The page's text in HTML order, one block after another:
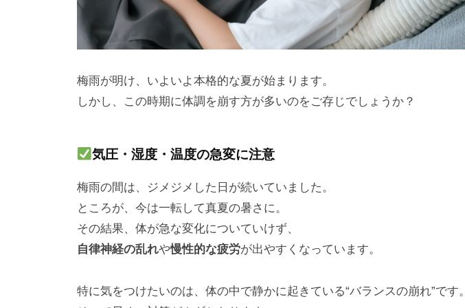
梅雨が明け、いよいよ本格的な夏が始まります。
しかし、この時期に体調を崩す方が多いのをご存じでしょうか？
気圧・湿度・温度の急変に注意
梅雨の間は、ジメジメした日が続いていました。
ところが、今は一転して真夏の暑さに。
その結果、体が急な変化についていけず、
自律神経の乱れや慢性的な疲労が出やすくなっています。
特に気をつけたいのは、体の中で静かに起きている“バランスの崩れ”です。